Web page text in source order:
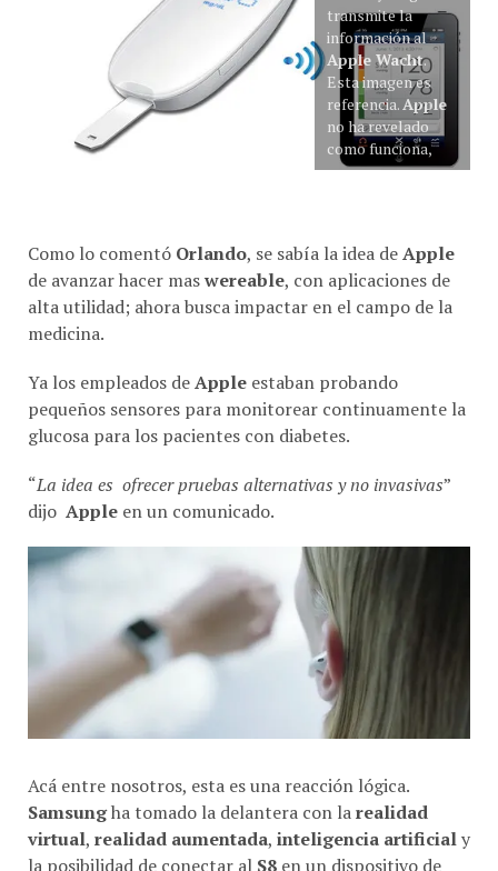
información al
Apple Wacht.
Esta imagen es
referencia.Apple
no ha revelado
como funciona,
Como lo comentó Orlando , se sabía la idea de
Apple
de avanzar hacer maswereable, con aplicaciones de
alta utilidad; ahora busca impactar en el campo de la
medicina.
Ya los empleados de
Apple
estaban probando
pequeños sensores para monitorear continuamente la
glucosa para los pacientes con diabetes.
“ La idea es ofrecer pruebas alternativas y no invasivas
dijoApple en un comunicado.
Acá entre nosotros, esta es una reacción lógica.
Samsung ha tomado la delantera con la realidad
virtual,realidad aumentada,inteligencia artificial
la posibilidad de conectar alS8 en un dispositivo de